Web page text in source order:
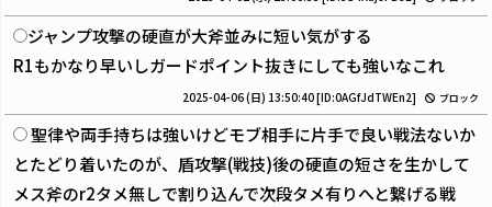
ジャンプ攻撃の硬直が大斧並みに短い気がする
R1もかなり早いしガードポイント抜きにしても強いなこれ
2025-04-06 (日) 13:50:40[ID:0AGfJdTWEn2] ブロック
聖律や両手持ちは強いけどモブ相手に片手で良い戦法ないか
とたどり着いたのが、盾攻撃(戦技)後の硬直の短さを生かして
メス斧のr2タメ無しで割り込んで次段タメ有りへと繋げる戦